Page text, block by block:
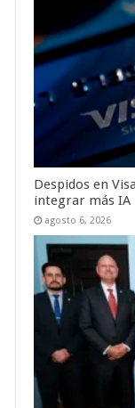
Despidos en
integrar más IA
agosto 6, 2026